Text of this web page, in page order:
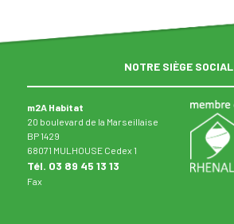
NOTRE SIÈGE SOCIAL
m2A Habitat
20 boulevard de la Marseillaise
BP 1429
68071 MULHOUSE Cedex 1
Tél. 03 89 45 13 13
Fax